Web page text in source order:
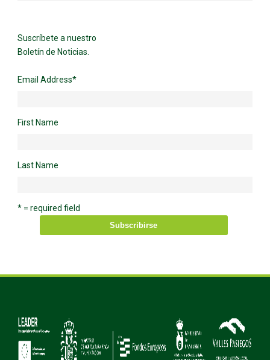
Suscríbete a nuestro
Boletín de Noticias.
Email Address*
First Name
Last Name
* = required field